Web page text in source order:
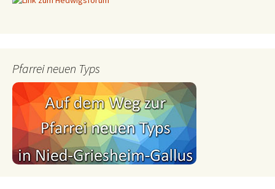
Pfarrei neuen Typs